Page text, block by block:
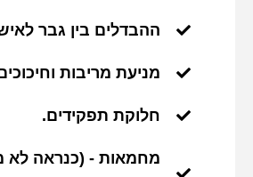
ההבדלים בין גבר
מניעת מריבות
חלוקת תפקידים.
מחמאות - (כנראה